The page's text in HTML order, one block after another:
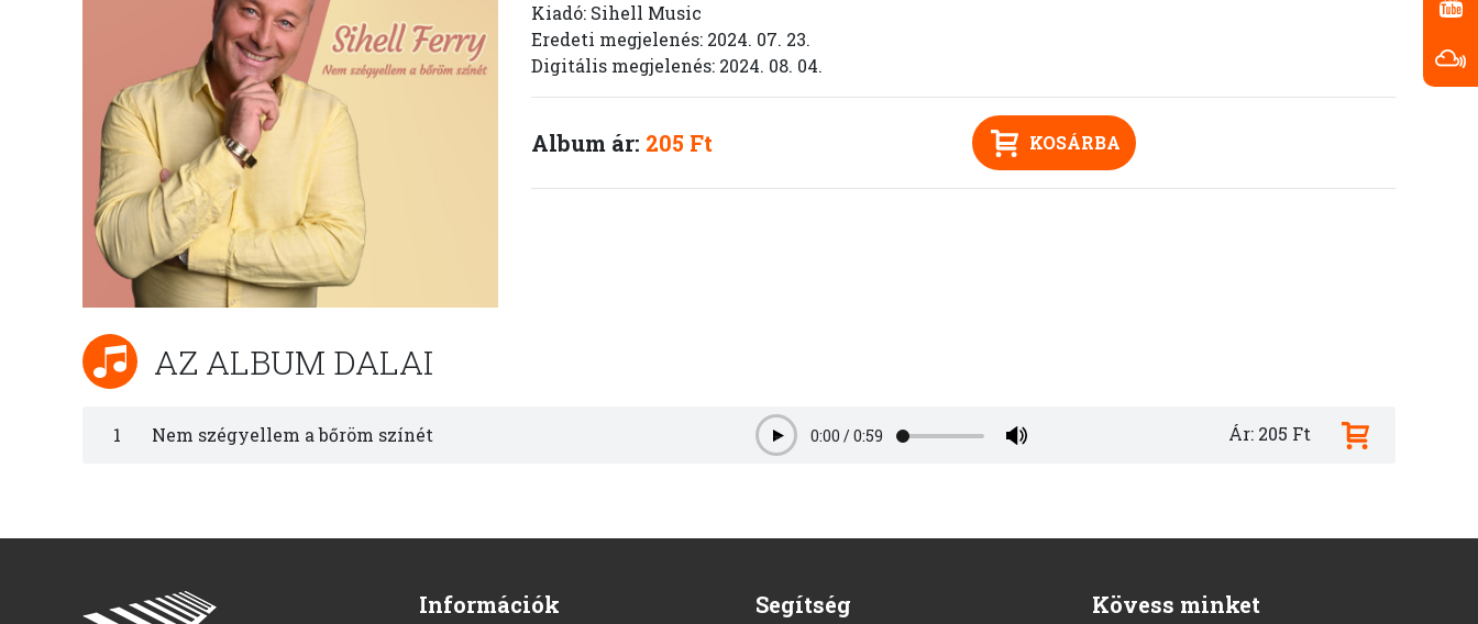
Kiadó: Sihell Music
Eredeti megjelenés: 2024. 07. 23.
Digitális megjelenés: 2024. 08. 04.
Album ár: 205 Ft KOSÁRBA
AZ ALBUM DALAI
1 Nem szégyellem a bőröm színét Play0:00 /0:59 Ár: 205 Ft
Információk Segítség Kövess minket